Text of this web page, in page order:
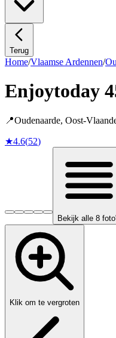
Terug
Home/Vlaamse Ardennen/
Enjoytoday
📍Oudenaarde, Oost-
★4.6(52)
Bekijk alle 8
Klik om te vergroten